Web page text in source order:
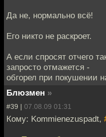
Да не, нормально всё!
Его никто не раскроет.
А если спросят отчего
запросто отмажется -
обгорел при покушении
Блюзмен »
#39 | 07.08.09 01:31
Кому: Kommienezuspadt,